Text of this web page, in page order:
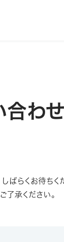
合わせ
ばらくお待ちく
承ください。